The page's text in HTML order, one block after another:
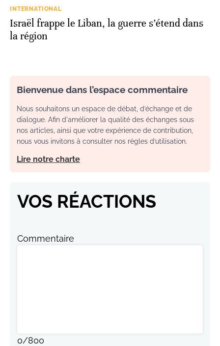
INTERNATIONAL
Israël frappe le Liban, la guerre s’étend dans
la région
Bienvenue dans l’espace commentaire
Nous souhaitons un espace de débat, d’échange et de
dialogue. Afin d'améliorer la qualité des échanges sous
nos articles, ainsi que votre expérience de contribution,
nous vous invitons à consulter nos règles d’utilisation.
Lire notre charte
VOS RÉACTIONS
Commentaire
0/800